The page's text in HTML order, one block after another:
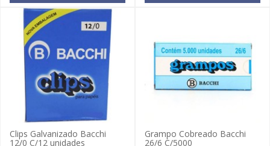
Clips Galvanizado Bacchi
12/0 C/12 unidades
Grampo Cobreado Bacchi
26/6 C/5000